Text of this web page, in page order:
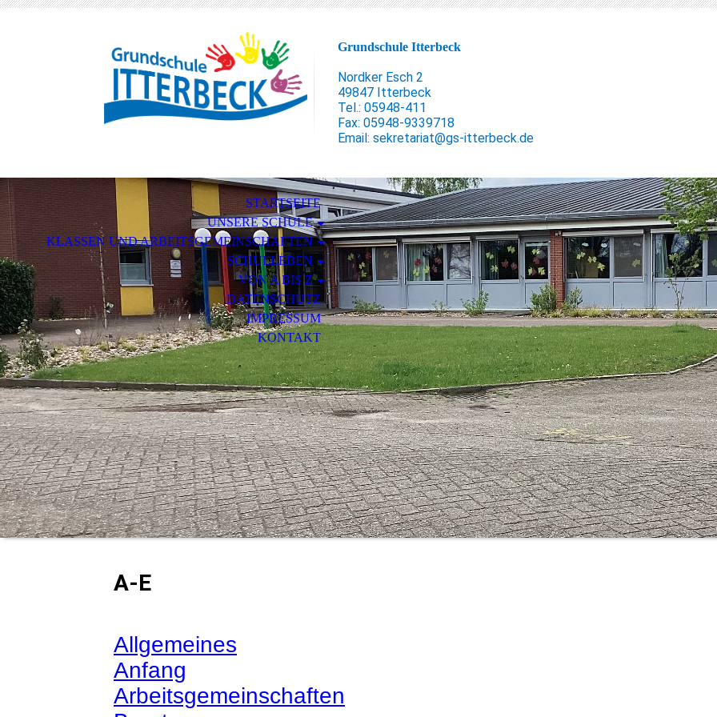
Grundschule Itterbeck
Nordker Esch 2
49847 Itterbeck
Tel.: 05948-411
Fax: 05948-9339718
Email: sekretariat@gs-itterbeck.de
STARTSEITE
UNSERE SCHULE
KLASSEN UND ARBEITSGEMEINSCHAFTEN
SCHULLEBEN
VON A BIS Z
DATENSCHUTZ
IMPRESSUM
KONTAKT
A-E
Allgemeines
Anfang
Arbeitsgemeinschaften